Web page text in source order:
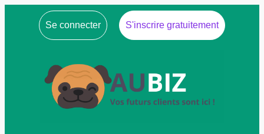
Se connecter S'inscrire gratuitement